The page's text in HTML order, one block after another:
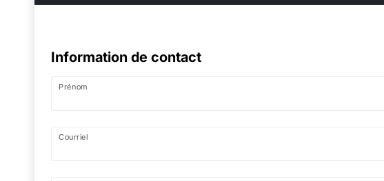
Information de contact
Prénom
Courriel